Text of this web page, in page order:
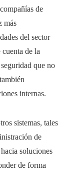
de
más
del sector
de la
que no
internas.
sistemas, tales
de
soluciones
de forma